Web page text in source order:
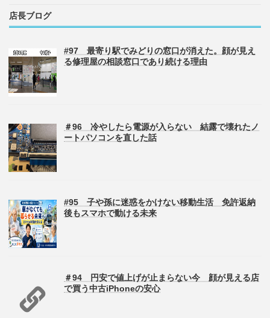
店長ブログ
#97 最寄り駅でみどりの窓口が消えた。顔が見え
る修理屋の相談窓口であり続ける理由
＃96 冷やしたら電源が入らない 結露で壊れたノ
ートパソコンを直した話
#95 子や孫に迷惑をかけない移動生活 免許返納
後もスマホで動ける未来
＃94 円安で値上げが止まらない今 顔が見える店
で買う中古iPhoneの安心